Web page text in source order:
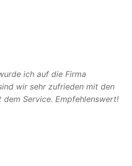
ich auf die Firma
wir sehr zufrieden mit den
Service. Empfehlenswert!